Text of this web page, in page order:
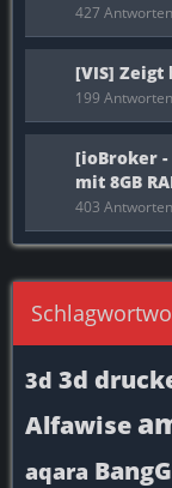
427
[VIS] Zeigt
199
[ioBroker -
mit 8GB
403
3d 3d
Alfawise
aqara